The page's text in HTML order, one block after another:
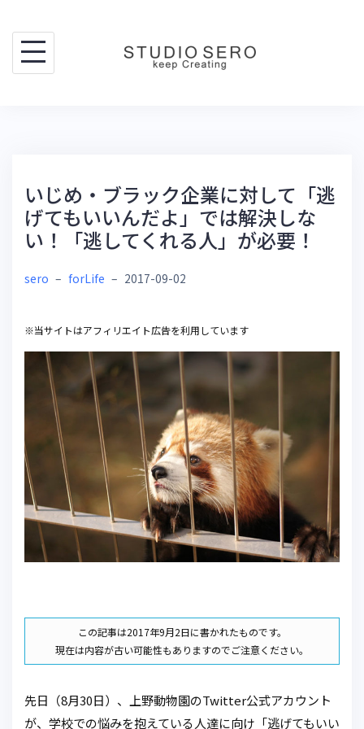
content
いじめ・ブラック企業に対して「逃
げてもいいんだよ」では解決しな
い！「逃してくれる人」が必要！
sero – forLife – 2017-09-02
※当サイトはアフィリエイト広告を利用しています
この記事は2017年9月2日に書かれたものです。
現在は内容が古い可能性もありますのでご注意ください。
先日（8月30日）、上野動物園のTwitter公式アカウント
が、学校での悩みを抱えている人達に向け「逃げてもいい